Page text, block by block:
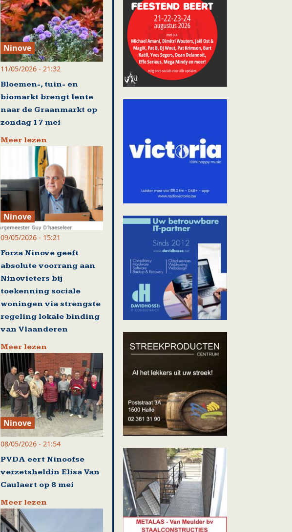
Ninove
11/05/2026 - 21:32
Bloemen-, tuin- en
biomarkt brengt lente
naar de Graanmarkt op
zondag 17 mei
Meer lezen
Ninove
09/05/2026 - 15:21
Forza Ninove geeft
absolute voorrang aan
Ninovieters bij
toekenning sociale
woningen via strengste
regeling lokale binding
van Vlaanderen
Meer lezen
Ninove
08/05/2026 - 21:54
PVDA eert Ninoofse
verzetsheldin Elisa Van
Caulaert op 8 mei
Meer lezen